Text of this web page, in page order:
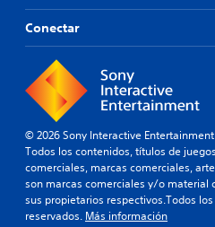
Conectar
© 2026 Sony Interactive Entertainment
Todos los contenidos, títulos de
comerciales, marcas comerciales,
son marcas comerciales y/o material
sus propietarios respectivos.Todos
reservados. Más información